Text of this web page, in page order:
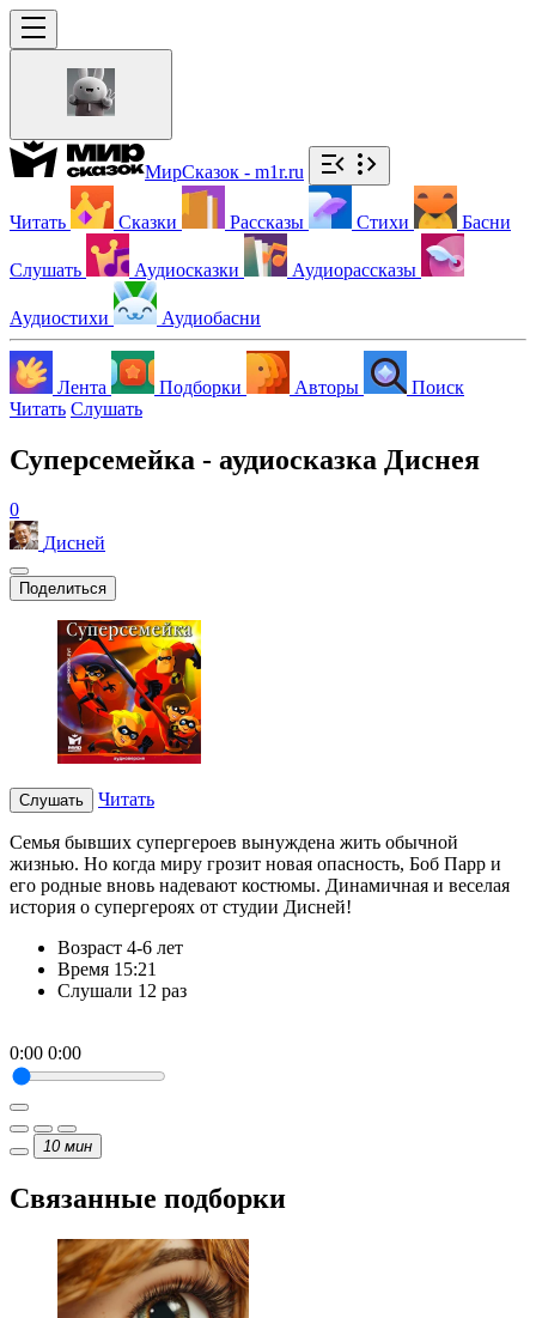
МирСказок - m1r.ru
Читать Сказки Рассказы Стихи Басни
Слушать Аудиосказки Аудиорассказы
Аудиостихи Аудиобасни
Лента Подборки Авторы
Поиск
Читать Слушать
Суперсемейка - аудиосказка Диснея
0
Дисней
Поделиться
Слушать Читать
Семья бывших супергероев вынуждена жить обычной
жизнью. Но когда миру грозит новая опасность, Боб Парр и
его родные вновь надевают костюмы. Динамичная и веселая
история о супергероях от студии Дисней!
Возраст 4-6 лет
Время 15:21
Слушали 12 раз
0:00 0:00
10 мин
Связанные подборки